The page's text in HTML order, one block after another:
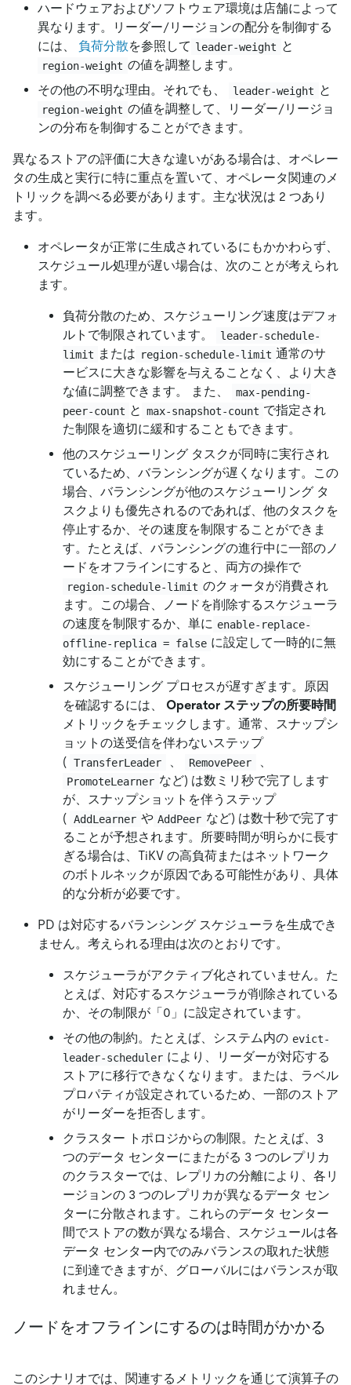
ハードウェアおよびソフトウェア環境は店舗によって
異なります。リーダー/リージョンの配分を制御する
には、 負荷分散を参照して leader-weight と
region-weight の値を調整します。
その他の不明な理由。それでも、
leader-weight と
region-weight の値を調整して、リーダー/リージョ
ンの分布を制御することができます。
異なるストアの評価に大きな違いがある場合は、オペレー
タの生成と実行に特に重点を置いて、オペレータ関連のメ
トリックを調べる必要があります。主な状況は 2 つあり
ます。
オペレータが正常に生成されているにもかかわらず、
スケジュール処理が遅い場合は、次のことが考えられ
ます。
負荷分散のため、スケジューリング速度はデフォ
ルトで制限されています。
leader-schedule-
limit または region-schedule-limit 通常のサ
ービスに大きな影響を与えることなく、より大き
な値に調整できます。 また、
max-pending-
peer-count と max-snapshot-count で指定され
た制限を適切に緩和することもできます。
他のスケジューリング タスクが同時に実行され
ているため、バランシングが遅くなります。この
場合、バランシングが他のスケジューリング タ
スクよりも優先されるのであれば、他のタスクを
停止するか、その速度を制限することができま
す。たとえば、バランシングの進行中に一部のノ
ードをオフラインにすると、両方の操作で
region-schedule-limit のクォータが消費され
ます。この場合、ノードを削除するスケジューラ
の速度を制限するか、単に enable-replace-
offline-replica = false に設定して一時的に無
効にすることができます。
スケジューリング プロセスが遅すぎます。原因
を確認するには、 Operator ステップの所要時間
メトリックをチェックします。通常、スナップシ
ョットの送受信を伴わないステップ
( TransferLeader 、 RemovePeer 、
PromoteLearner など) は数ミリ秒で完了します
が、スナップショットを伴うステップ
( AddLearner や AddPeer など) は数十秒で完了す
ることが予想されます。所要時間が明らかに長す
ぎる場合は、TiKV の高負荷またはネットワーク
のボトルネックが原因である可能性があり、具体
的な分析が必要です。
PD は対応するバランシング スケジューラを生成でき
ません。考えられる理由は次のとおりです。
スケジューラがアクティブ化されていません。た
とえば、対応するスケジューラが削除されている
か、その制限が「0」に設定されています。
その他の制約。たとえば、システム内の evict-
leader-scheduler により、リーダーが対応する
ストアに移行できなくなります。または、ラベル
プロパティが設定されているため、一部のストア
がリーダーを拒否します。
クラスター トポロジからの制限。たとえば、3
つのデータ センターにまたがる 3 つのレプリカ
のクラスターでは、レプリカの分離により、各リ
ージョンの 3 つのレプリカが異なるデータ セン
ターに分散されます。これらのデータ センター
間でストアの数が異なる場合、スケジュールは各
データ センター内でのみバランスの取れた状態
に到達できますが、グローバルにはバランスが取
れません。
ノードをオフラインにするのは時間がかかる
このシナリオでは、関連するメトリックを通じて演算子の